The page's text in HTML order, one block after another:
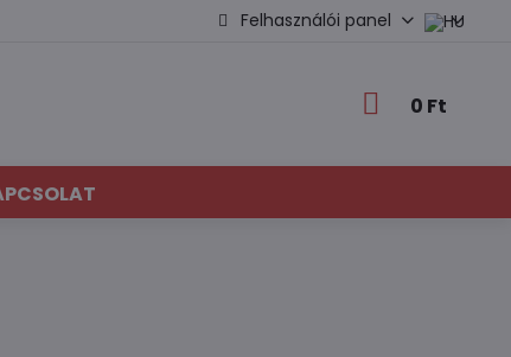
Felhasználói panel
0 Ft